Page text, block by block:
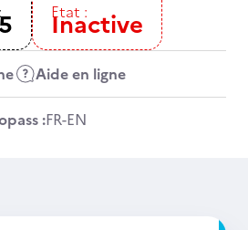
Etat :
Inactive
Aide en ligne
:FR-EN